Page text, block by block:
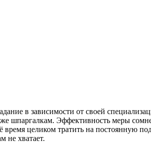
в зависимости от своей
шпаргалкам. Эффективность меры
целиком тратить на постоянную
не хватает.